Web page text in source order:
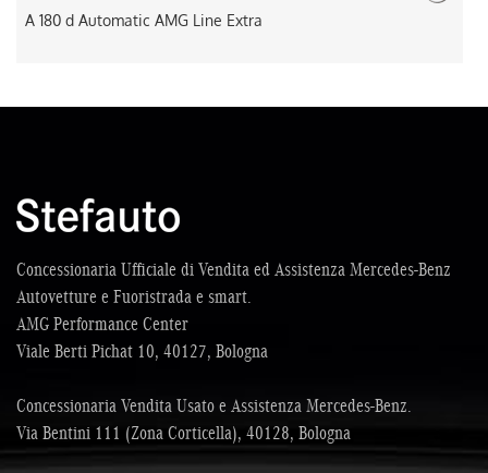
A 180 d Automatic AMG Line Extra
Concessionaria Ufficiale di Vendita ed Assistenza Mercedes-Benz
Autovetture e Fuoristrada e smart.
AMG Performance Center
Viale Berti Pichat 10, 40127, Bologna
Concessionaria Vendita Usato e Assistenza Mercedes-Benz.
Via Bentini 111 (Zona Corticella), 40128, Bologna